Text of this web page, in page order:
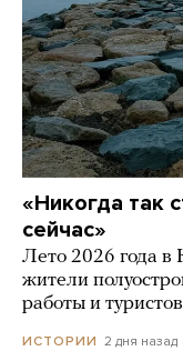
«Никогда так
сейчас»
Лето 2026 года в
жители
работы и
ИСТОРИИ 2 дня назад